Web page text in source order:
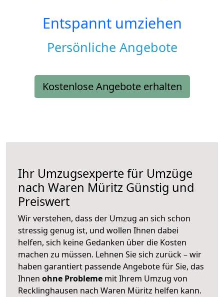
Entspannt umziehen
Persönliche Angebote
Kostenlose Angebote erhalten
Ihr Umzugsexperte für Umzüge
nach Waren Müritz Günstig und
Preiswert
Wir verstehen, dass der Umzug an sich schon
stressig genug ist, und wollen Ihnen dabei
helfen, sich keine Gedanken über die Kosten
machen zu müssen. Lehnen Sie sich zurück – wir
haben garantiert passende Angebote für Sie, das
Ihnen ohne Probleme mit Ihrem Umzug von
Recklinghausen nach Waren Müritz helfen kann.